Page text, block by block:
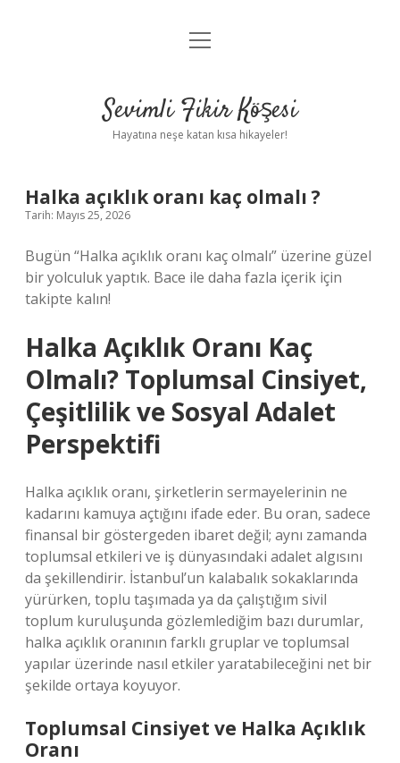
Anasayfa
Yasal Uyarı
menüyü
Sevimli Fikir Köşesi
Hayatına neşe katan kısa hikayeler!
Halka açıklık oranı kaç olmalı ?
Tarih: Mayıs 25, 2026
Bugün “Halka açıklık oranı kaç olmalı” üzerine güzel
bir yolculuk yaptık. Bace ile daha fazla içerik için
takipte kalın!
Halka Açıklık Oranı Kaç
Olmalı? Toplumsal Cinsiyet,
Çeşitlilik ve Sosyal Adalet
Perspektifi
Halka açıklık oranı, şirketlerin sermayelerinin ne
kadarını kamuya açtığını ifade eder. Bu oran, sadece
finansal bir göstergeden ibaret değil; aynı zamanda
toplumsal etkileri ve iş dünyasındaki adalet algısını
da şekillendirir. İstanbul’un kalabalık sokaklarında
yürürken, toplu taşımada ya da çalıştığım sivil
toplum kuruluşunda gözlemlediğim bazı durumlar,
halka açıklık oranının farklı gruplar ve toplumsal
yapılar üzerinde nasıl etkiler yaratabileceğini net bir
şekilde ortaya koyuyor.
Toplumsal Cinsiyet ve Halka Açıklık
Oranı